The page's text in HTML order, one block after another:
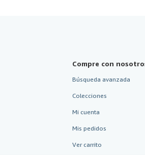
Compre con
Búsqueda avanzada
Colecciones
Mi cuenta
Mis pedidos
Ver carrito